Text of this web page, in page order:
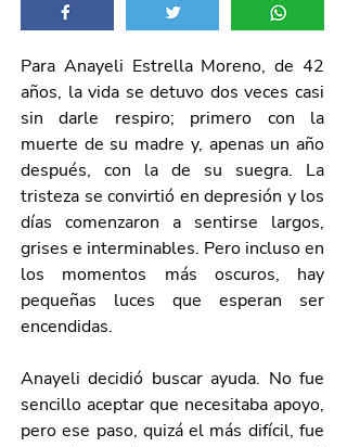
Para Anayeli Estrella Moreno, de 42
años, la vida se detuvo dos veces casi
sin darle respiro; primero con la
muerte de su madre y, apenas un año
después, con la de su suegra. La
tristeza se convirtió en depresión y los
días comenzaron a sentirse largos,
grises e interminables. Pero incluso en
los momentos más oscuros, hay
pequeñas luces que esperan ser
encendidas.
Anayeli decidió buscar ayuda. No fue
sencillo aceptar que necesitaba apoyo,
pero ese paso, quizá el más difícil, fue